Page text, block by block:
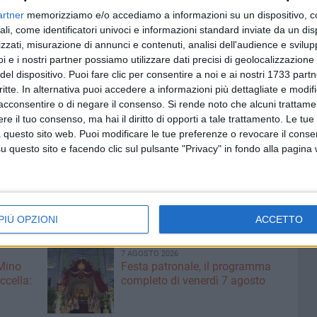
memorizziamo e/o accediamo a informazioni su un dispositivo,
come identificatori univoci e informazioni standard inviate da un
misurazione di annunci e contenuti, analisi dell'audience e
e i nostri partner possiamo utilizzare dati precisi di
dispositivo. Puoi fare clic per consentire a noi e ai nostri 1733
In alternativa puoi accedere a informazioni più dettagliate e
o di negare il consenso. Si rende noto che alcuni
il tuo consenso, ma hai il diritto di opporti a tale trattamento. Le
sito web. Puoi modificare le tue preferenze o revocare il
questo sito e facendo clic sul pulsante "Privacy" in fondo alla pagina
OPZIONI ACCETTO
opera dei "ragazzi" di Uno tra noi; poesia dialettale;
di dire dialettali con traduzione e spiegazione del
nella fattispecie daNicola Gallo, si rifanno alle
biscegliese secondo le ricerche effettuate
e le regole grammaticali contenute nel libro "U
Rigante).
alla Cooperativa Uno tra noi che renderà
utilizzo. Il "Calannèrie" sarà disponibile in vari
7 AGOSTO 2026
Festa patronale, il programma
completo di venerdì 7 agosto